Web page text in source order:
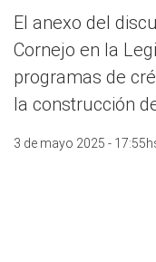
El anexo del
Cornejo en la
programas de
la construcción
3 de mayo 2025 -